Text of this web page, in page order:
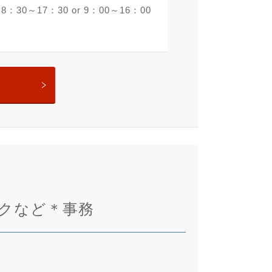
30～17：30 or 9：00～16：00
など＊事務